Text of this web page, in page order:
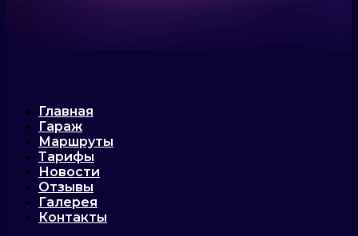
Главная
Гараж
Маршруты
Тарифы
Новости
Отзывы
Галерея
Контакты